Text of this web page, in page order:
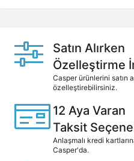
Satın Alırken
Özelleştirme
Casper ürünlerini satın
özelleştirebilirsiniz.
12 Aya Varan
Taksit
Anlaşmalı kredi
Casper'da.